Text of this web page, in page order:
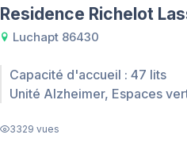
Residence Richelot
Luchapt 86430
Capacité d'accueil : 47 lits
Unité Alzheimer, Espaces
3329 vues